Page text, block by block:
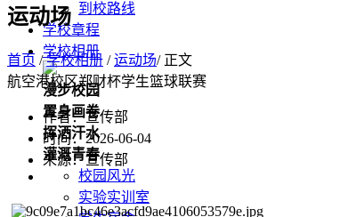
到校路线
学校章程
学校相册
漫步校园
置身画卷
挥洒汗水
灌溉青春
校园风光
实验实训室
运动场
首页 /学校相册 /运动场/ 正文
航空港校区郑财杯学生篮球联赛
作者：宣传部
时间：2026-06-04
来源：宣传部